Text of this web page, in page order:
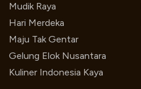
Mudik Raya
Hari Merdeka
Maju Tak Gentar
Gelung Elok Nusantara
Kuliner Indonesia Kaya